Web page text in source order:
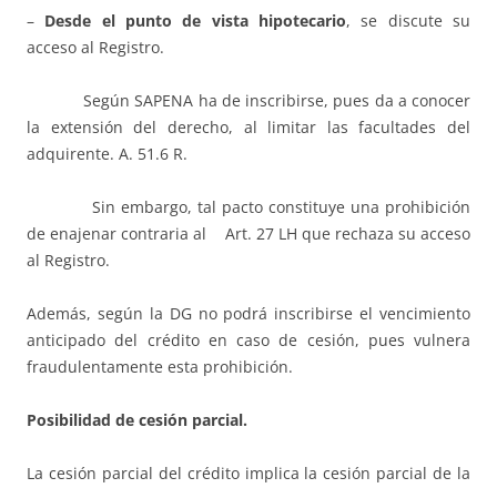
– Desde el punto de vista hipotecario, se discute su
acceso al Registro.
Según SAPENA ha de inscribirse, pues da a conocer
la extensión del derecho, al limitar las facultades del
adquirente. A. 51.6 R.
Sin embargo, tal pacto constituye una prohibición
de enajenar contraria al Art. 27 LH que rechaza su acceso
al Registro.
Además, según la DG no podrá inscribirse el vencimiento
anticipado del crédito en caso de cesión, pues vulnera
fraudulentamente esta prohibición.
Posibilidad de cesión parcial.
La cesión parcial del crédito implica la cesión parcial de la